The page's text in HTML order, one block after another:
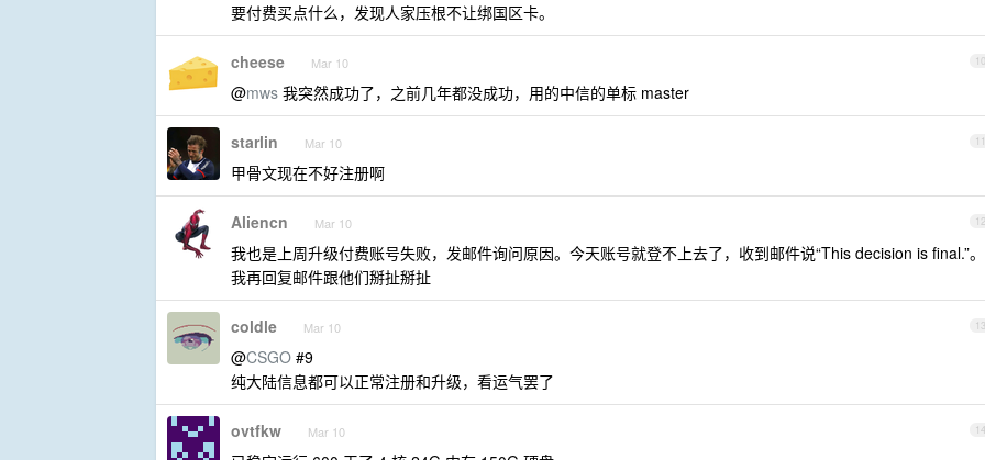
要付费买点什么，发现人家压根不让绑国区卡。
10
cheese Mar 10
@mws 我突然成功了，之前几年都没成功，用的中信的单标 master
11
starlin Mar 10
甲骨文现在不好注册啊
12
Aliencn Mar 10
我也是上周升级付费账号失败，发邮件询问原因。今天账号就登不上去了，收到邮件说“This decision is final.”。
我再回复邮件跟他们掰扯掰扯
13
coldle Mar 10
@CSGO #9
纯大陆信息都可以正常注册和升级，看运气罢了
14
ovtfkw Mar 10